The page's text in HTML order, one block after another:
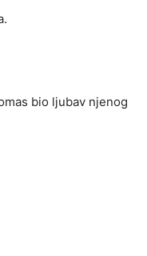
bio ljubav njenog